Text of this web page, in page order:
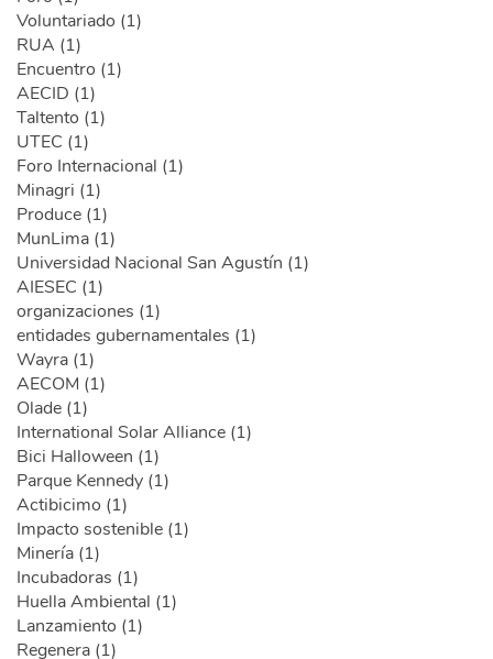
Voluntariado (1)
RUA (1)
Encuentro (1)
AECID (1)
Taltento (1)
UTEC (1)
Foro Internacional (1)
Minagri (1)
Produce (1)
MunLima (1)
Universidad Nacional San Agustín (1)
AIESEC (1)
organizaciones (1)
entidades gubernamentales (1)
Wayra (1)
AECOM (1)
Olade (1)
International Solar Alliance (1)
Bici Halloween (1)
Parque Kennedy (1)
Actibicimo (1)
Impacto sostenible (1)
Minería (1)
Incubadoras (1)
Huella Ambiental (1)
Lanzamiento (1)
Regenera (1)